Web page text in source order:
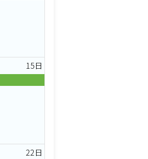
門（コロナパンデミック編）Vol.9
の手取りを増やす』元福岡県庁35年勤務FPが
の手取りを増やす方法』～元福岡県庁35年勤
!税金の還付と負担軽減の仕組み』～3分AI診断
実践
が伝える出張旅費規程AI診断付きオンライン
断付きオンラインセミナー
システムの闇」
そ、価値を見つめ直そう！
節税セミナー】“納得”と“信頼”のバランス
縁に感謝支部
オンライン交流会
15日
22日